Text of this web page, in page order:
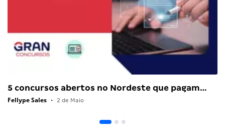
5 concursos abertos no Nordeste que pagam…
Fellype Sales • 2 de Maio